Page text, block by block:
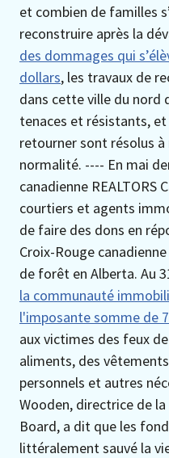
et combien de familles
reconstruire après la
des dommages qui
dollars, les travaux de
dans cette ville du nord
tenaces et résistants,
retourner sont résolus
normalité. ---- En mai
canadienne REALTORS
courtiers et agents
de faire des dons en
Croix-Rouge
de forêt en Alberta. Au
la communauté
l'imposante somme de
aux victimes des feux
aliments, des
personnels et autres
Wooden, directrice de
Board, a dit que les
littéralement sauvé la